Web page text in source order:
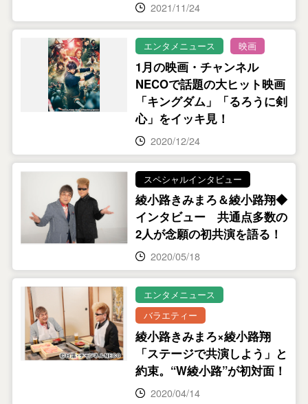
2021/11/24
エンタメニュース 映画
1月の映画・チャンネル
NECOで話題の大ヒット映画
「キングダム」「るろうに剣
心」をイッキ見！
2020/12/24
スペシャルインタビュー
綾小路きみまろ＆綾小路翔◆
インタビュー 共通点多数の
2人が念願の初共演を語る！
2020/05/18
エンタメニュース
バラエティー
綾小路きみまろ×綾小路翔
「ステージで共演しよう」と
約束。“W綾小路”が初対面！
2020/04/14